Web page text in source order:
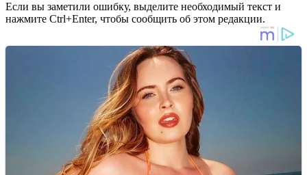
Если вы заметили ошибку, выделите необходимый текст и
нажмите Ctrl+Enter, чтобы сообщить об этом редакции.